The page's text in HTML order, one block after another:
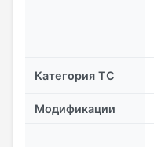
Категория ТС
Модификации